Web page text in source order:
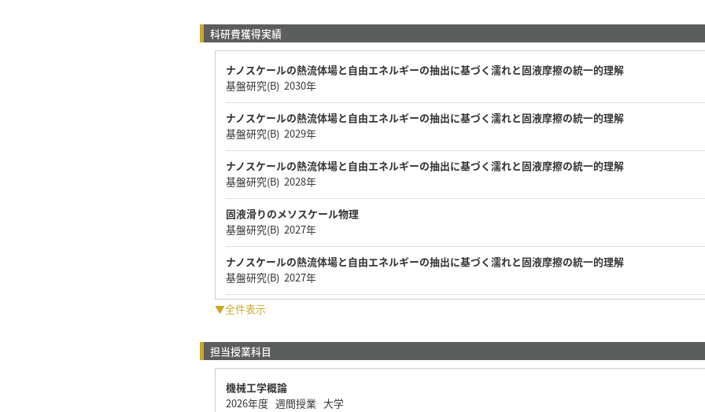
科研費獲得実績
ナノスケールの熱流体場と自由エネルギーの抽出に基づく濡れと固液摩擦の統一的理解
基盤研究(B) 2030年
ナノスケールの熱流体場と自由エネルギーの抽出に基づく濡れと固液摩擦の統一的理解
基盤研究(B) 2029年
ナノスケールの熱流体場と自由エネルギーの抽出に基づく濡れと固液摩擦の統一的理解
基盤研究(B) 2028年
固液滑りのメソスケール物理
基盤研究(B) 2027年
ナノスケールの熱流体場と自由エネルギーの抽出に基づく濡れと固液摩擦の統一的理解
基盤研究(B) 2027年
▼全件表示
担当授業科目
機械工学概論
2026年度 週間授業 大学